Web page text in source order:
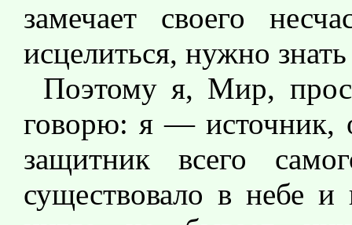
замечает своего
исцелиться, нужно
Поэтому я, Мир,
говорю: я — источник,
защитник всего
существовало в небе